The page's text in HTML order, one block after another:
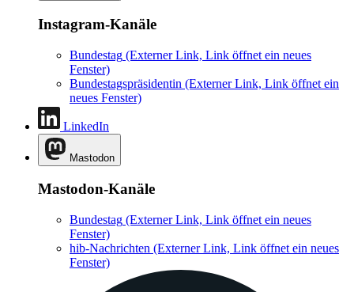
Instagram-Kanäle
Bundestag (Externer Link, Link öffnet ein neues
Fenster)
Bundestagspräsidentin (Externer Link, Link öffnet ein
neues Fenster)
LinkedIn
Mastodon
Mastodon-Kanäle
Bundestag (Externer Link, Link öffnet ein neues
Fenster)
hib-Nachrichten (Externer Link, Link öffnet ein neues
Fenster)